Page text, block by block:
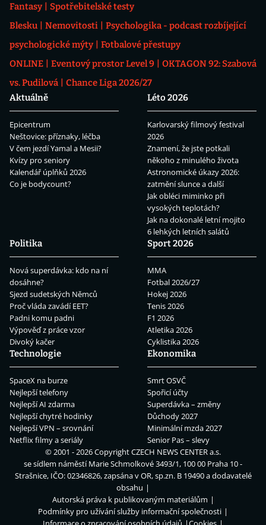
Fantasy
Spotřebitelské testy
Blesku
Nemovitosti
Psychologika - podcast rozbíjející
psychologické mýty
Fotbalové přestupy
ONLINE
Eventový prostor Level 9
OKTAGON 92: Szabová
vs. Pudilová
Chance Liga 2026/27
Aktuálně
Epicentrum
Neštovice: příznaky, léčba
V čem jezdí Yamal a Mesii?
Kvízy pro seniory
Kalendář úplňků 2026
Co je bodycount?
Léto 2026
Karlovarský filmový festival
2026
Znamení, že jste potkali
někoho z minulého života
Astronomické úkazy 2026:
zatmění slunce a další
Jak obléci miminko při
vysokých teplotách?
Jak na dokonalé letní mojito
6 lehkých letních salátů
Politika
Nová superdávka: kdo na ní
dosáhne?
Sjezd sudetských Němců
Proč vláda zavádí EET?
Padni komu padni
Výpověď z práce vzor
Divoký kačer
Sport 2026
MMA
Fotbal 2026/27
Hokej 2026
Tenis 2026
F1 2026
Atletika 2026
Cyklistika 2026
Technologie
SpaceX na burze
Nejlepší telefony
Nejlepší AI zdarma
Nejlepší chytré hodinky
Nejlepší VPN – srovnání
Netflix filmy a seriály
Ekonomika
Smrt OSVČ
Spořicí účty
Superdávka – změny
Důchody 2027
Minimální mzda 2027
Senior Pas – slevy
© 2001 - 2026 CopyrightCZECH NEWS CENTER a.s.
se sídlem náměstí Marie Schmolkové 3493/1, 100 00 Praha 10 -
Strašnice, IČO: 02346826, zapsána v OR, sp.zn. B 19490 a dodavatelé
obsahu
Autorská práva k publikovaným materiálům
Podmínky pro užívání služby informační společnosti